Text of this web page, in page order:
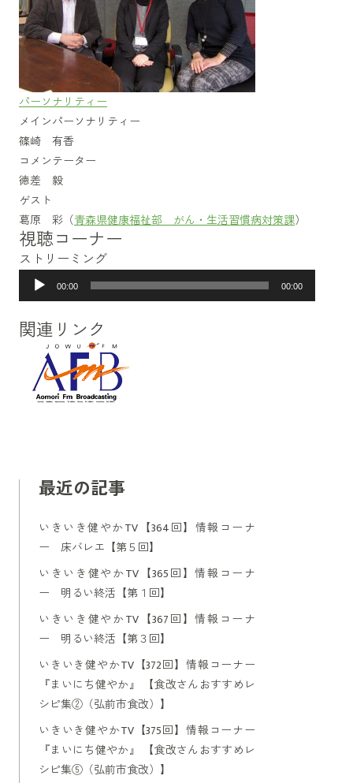
パーソナリティー
メインパーソナリティー
篠崎 有香
コメンテーター
徳差 毅
ゲスト
葛原 彩（青森県健康福祉部 がん・生活習慣病対策課）
視聴コーナー
ストリーミング
声
プ
レ
00:00 00:00
関連リンク
最近の記事
いきいき健やかTV【364回】情報コーナ
ー 床バレエ【第５回】
いきいき健やかTV【365回】情報コーナ
ー 明るい終活【第１回】
いきいき健やかTV【367回】情報コーナ
ー 明るい終活【第３回】
いきいき健やかTV【372回】情報コーナー
『まいにち健やか』 【食改さんおすすめレ
シピ集②（弘前市食改）】
いきいき健やかTV【375回】情報コーナー
『まいにち健やか』 【食改さんおすすめレ
シピ集⑤（弘前市食改）】